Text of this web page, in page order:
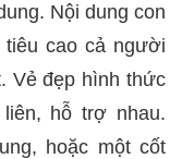
Nội dung con
cao cả người
Vẻ đẹp hình thức
hỗ trợ nhau.
hoặc một cốt